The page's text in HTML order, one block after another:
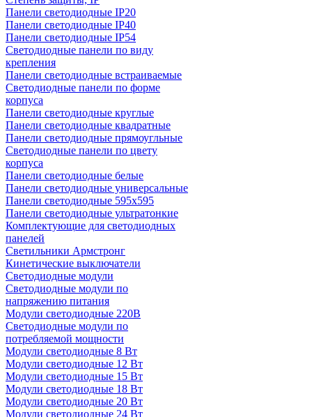
Панели светодиодные IP20
Панели светодиодные IP40
Панели светодиодные IP54
Светодиодные панели по виду
крепления
Панели светодиодные встраиваемые
Светодиодные панели по форме
корпуса
Панели светодиодные круглые
Панели светодиодные квадратные
Панели светодиодные прямоугльные
Светодиодные панели по цвету
корпуса
Панели светодиодные белые
Панели светодиодные универсальные
Панели светодиодные 595х595
Панели светодиодные ультратонкие
Комплектующие для светодиодных
панелей
Светильники Армстронг
Кинетические выключатели
Светодиодные модули
Светодиодные модули по
напряжению питания
Модули светодиодные 220В
Светодиодные модули по
потребляемой мощности
Модули светодиодные 8 Вт
Модули светодиодные 12 Вт
Модули светодиодные 15 Вт
Модули светодиодные 18 Вт
Модули светодиодные 20 Вт
Модули светодиодные 24 Вт